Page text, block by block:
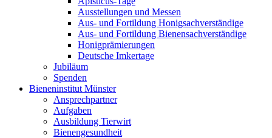
Ausstellungen und Messen
Aus- und Fortildung Honigsachverständige
Aus- und Fortildung Bienensachverständige
Honigprämierungen
Deutsche Imkertage
Jubiläum
Spenden
Bieneninstitut Münster
Ansprechpartner
Aufgaben
Ausbildung Tierwirt
Bienengesundheit